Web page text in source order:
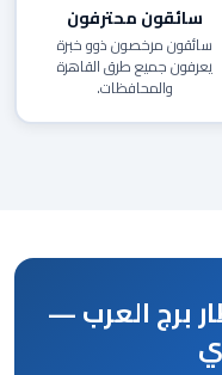
سائقون محترفون
سائقون مرخصون ذوو خبرة
يعرفون جميع طرق القاهرة
والمحافظات.
برج العرب —